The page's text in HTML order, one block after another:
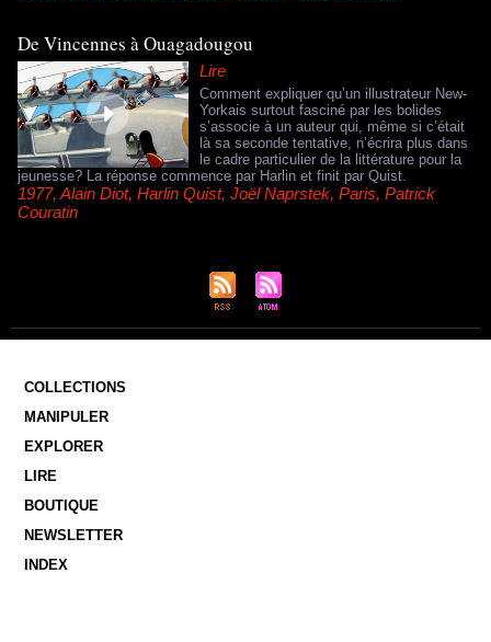
De Vincennes à Ouagadougou
Lire
Comment expliquer qu’un illustrateur New-
Yorkais surtout fasciné par les bolides
s’associe à un auteur qui, même si c’était
là sa seconde tentative, n’écrira plus dans
le cadre particulier de la littérature pour la
jeunesse? La réponse commence par Harlin et finit par Quist.
1977, Alain Diot, Harlin Quist, Joël Naprstek, Paris, Patrick
Couratin
COLLECTIONS
MANIPULER
EXPLORER
LIRE
BOUTIQUE
NEWSLETTER
INDEX